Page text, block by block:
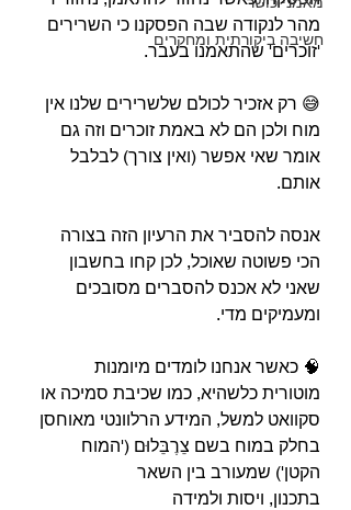
חשיבה ביקורתית ומחקרים
מהר לנקודה שבה הפסקנו כי השרירים
'זוכרים' שהתאמנו בעבר. ⁣
😅 רק אזכיר לכולם שלשרירים שלנו אין
מוח ולכן הם לא באמת זוכרים וזה גם
אומר שאי אפשר (ואין צורך) לבלבל
אותם.⁣
אנסה להסביר את הרעיון הזה בצורה
הכי פשוטה שאוכל, לכן קחו בחשבון
שאני לא אכנס להסברים מסובכים
ומעמיקים מדי.⁣
🧠 כאשר אנחנו לומדים מיומנות
מוטורית כלשהיא, כמו שכיבת סמיכה או
סקוואט למשל, המידע הרלוונטי מאוחסן
בחלק במוח בשם צֵרֶבֵּלוּם ('המוח
הקטן') שמעורב בין השאר
בתכנון, ויסות ולמידה